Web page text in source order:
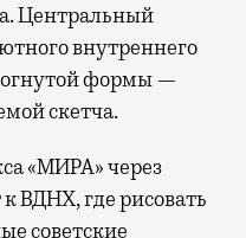
Центральный
внутреннего
формы —
скетча.
«МИРА» через
ВДНХ, где рисовать
советские